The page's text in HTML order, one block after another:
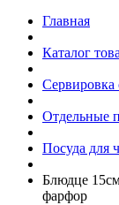
Главная
Каталог
Сервировка
Отдельные
Посуда для
Блюдце
фарфор